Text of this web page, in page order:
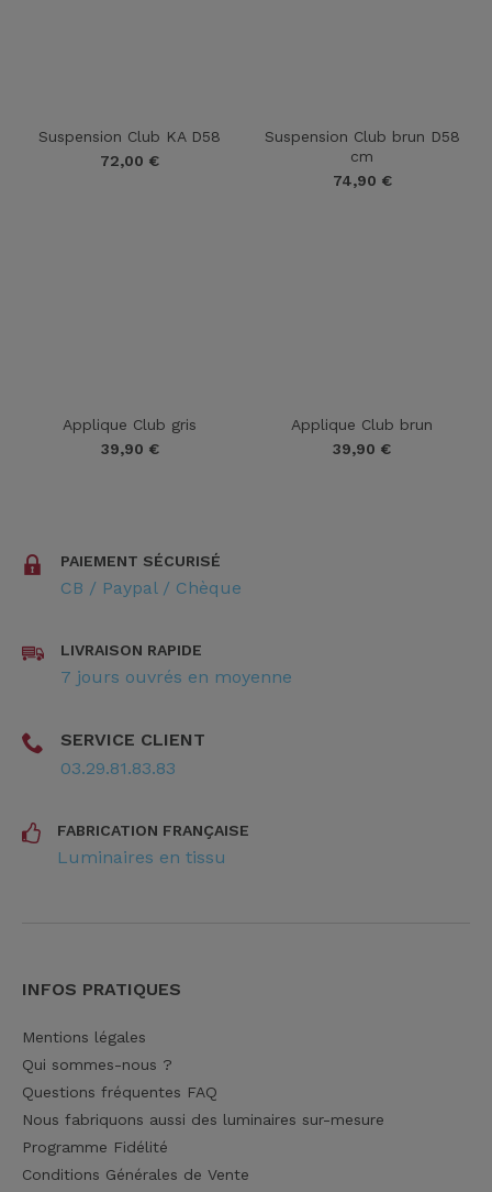
Suspension Club KA D58
72,00 €
Suspension Club brun D58
cm
74,90 €
Applique Club gris
39,90 €
Applique Club brun
39,90 €
PAIEMENT SÉCURISÉ
CB / Paypal / Chèque
LIVRAISON RAPIDE
7 jours ouvrés en moyenne
SERVICE CLIENT
03.29.81.83.83
FABRICATION FRANÇAISE
Luminaires en tissu
INFOS PRATIQUES
Mentions légales
Qui sommes-nous ?
Questions fréquentes FAQ
Nous fabriquons aussi des luminaires sur-mesure
Programme Fidélité
Conditions Générales de Vente